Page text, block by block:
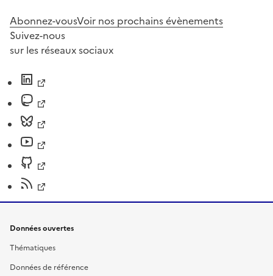
Abonnez-vousVoir nos prochains évènements
Suivez-nous
sur les réseaux sociaux
Données ouvertes
Thématiques
Données de référence